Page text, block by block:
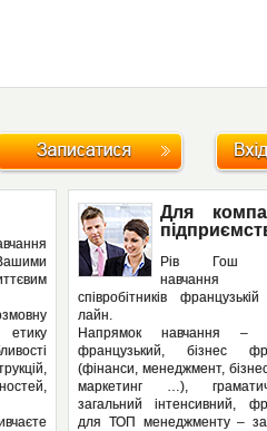
Для
Рів Гош
навчання
співробітників
лайн.
Напрямок навчання –
французький, бізнес
(фінанси, менеджмент,
маркетинг …),
загальний інтенсивний,
для ТОП менеджменту –